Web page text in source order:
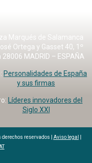
Marqués de Salamanca
Ortega y Gasset 40, 1º
28006 MADRID – ESPAÑA
Personalidades de España
y sus firmas
Líderes innovadores del
Siglo XXI
reservados | Aviso legal